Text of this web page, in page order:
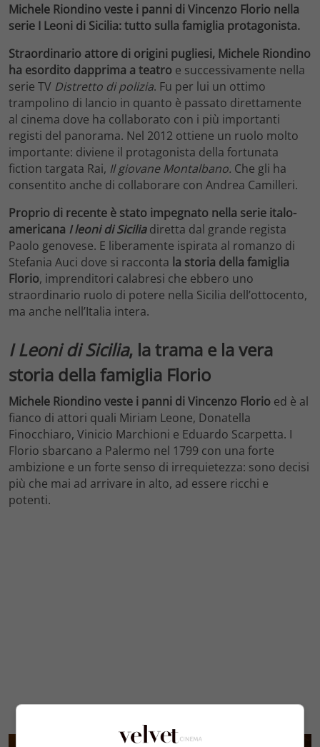
Michele Riondino veste i panni di Vincenzo Florio nella
serie I Leoni di Sicilia: tutto sulla famiglia protagonista.
Straordinario attore di origini pugliesi, Michele Riondino
ha esordito dapprima a teatro e successivamente nella
serie TV Distretto di polizia. Fu per lui un ottimo
trampolino di lancio in quanto è passato direttamente
al cinema dove ha collaborato con i più importanti
registi del panorama. Nel 2012 ottiene un ruolo molto
importante: diviene il protagonista della fortunata
fiction targata Rai, Il giovane Montalbano. Che gli ha
consentito anche di collaborare con Andrea Camilleri.
Proprio di recente è stato impegnato nella serie italo-
americana I leoni di Siciliadiretta dal grande regista
Paolo genovese. E liberamente ispirata al romanzo di
Stefania Auci dove si racconta la storia della famiglia
Florio, imprenditori calabresi che ebbero uno
straordinario ruolo di potere nella Sicilia dell’ottocento,
ma anche nell’Italia intera.
I Leoni di Sicilia, la trama e la vera
storia della famiglia Florio
Michele Riondino veste i panni di Vincenzo Florio ed è al
fianco di attori quali Miriam Leone, Donatella
Finocchiaro, Vinicio Marchioni e Eduardo Scarpetta. I
Florio sbarcano a Palermo nel 1799 con una forte
ambizione e un forte senso di irrequietezza: sono decisi
più che mai ad arrivare in alto, ad essere ricchi e
potenti.